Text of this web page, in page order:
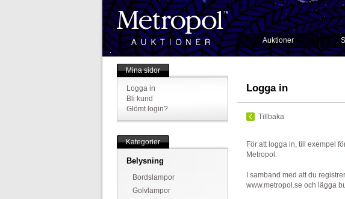
Auktioner
Mina sidor
Logga in
Bli kund
Glömt login?
Kategorier
Belysning
Bordslampor
Golvlampor
Logga in
Tillbaka
För att logga in, till exempel
Metropol.
I samband med att du
www.metropol.se och lägga